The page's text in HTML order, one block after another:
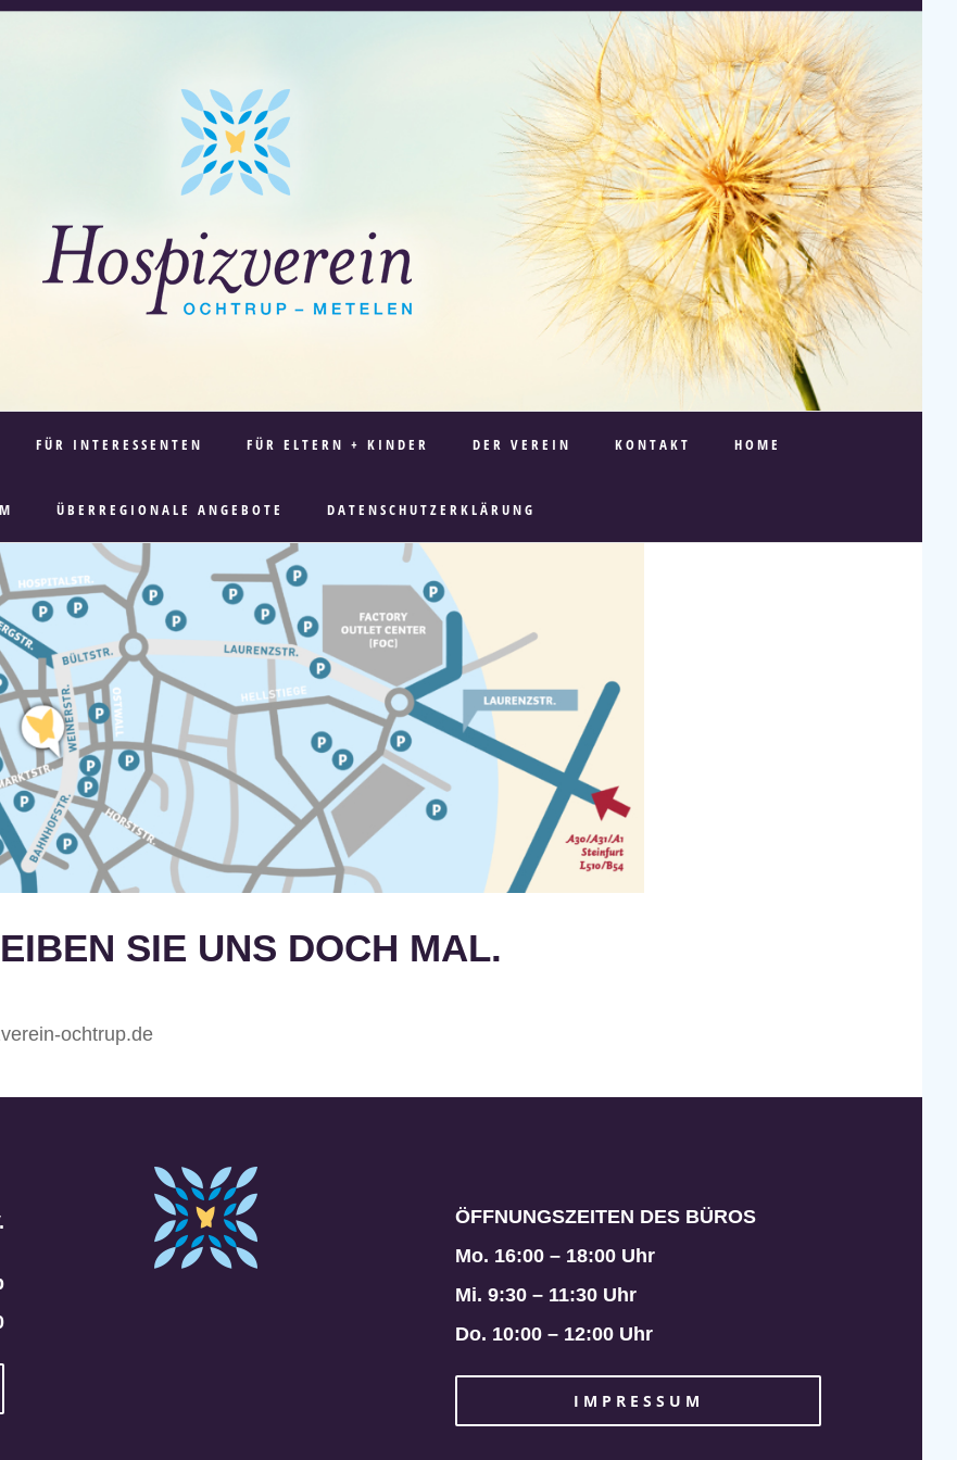
FÜR INTERESSENTEN FÜR ELTERN + KINDER DER VEREIN KONTAKT HOME
ÜBERREGIONALE ANGEBOTE DATENSCHUTZERKLÄRUNG
SIE UNS DOCH MAL.
ochtrup.de
ÖFFNUNGSZEITEN DES BÜROS
Mo. 16:00 – 18:00 Uhr
Mi. 9:30 – 11:30 Uhr
Do. 10:00 – 12:00 Uhr
IMPRESSUM